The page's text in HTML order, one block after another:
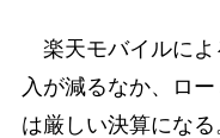
楽天モバイルによ
入が減るなか、ロ
は厳しい決算にな